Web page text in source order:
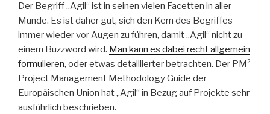
Der Begriff „Agil“ ist in seinen vielen Facetten in aller
Munde. Es ist daher gut, sich den Kern des Begriffes
immer wieder vor Augen zu führen, damit „Agil“ nicht zu
einem Buzzword wird. Man kann es dabei recht allgemein
formulieren, oder etwas detaillierter betrachten. Der PM²
Project Management Methodology Guide der
Europäischen Union hat „Agil“ in Bezug auf Projekte sehr
ausführlich beschrieben.